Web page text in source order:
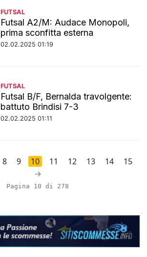
FUTSAL
Futsal A2/M: Audace Monopoli,
prima sconfitta esterna
02.02.2025 01:19
FUTSAL
Futsal B/F, Bernalda travolgente:
battuto Brindisi 7-3
02.02.2025 01:11
8 9 10 11 12 13 14
15
→
Pagina 10 di 278